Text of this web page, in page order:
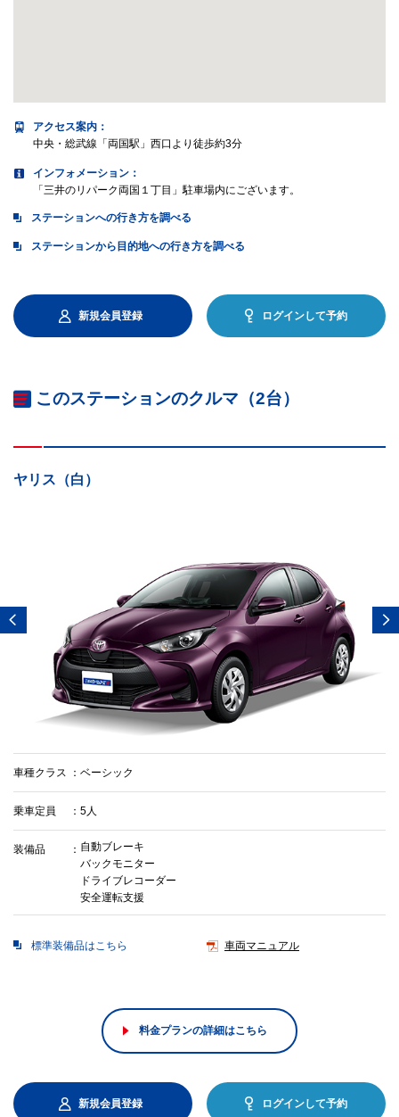
アクセス案内 ：
中央・総武線「両国駅」西口より徒歩約3分
インフォメーション：
「三井のリパーク両国１丁目」駐車場内にございます。
ステーションへの行き方を調べる
ステーションから目的地への行き方を調べる
新規会員登録 ログインして予約
このステーションのクルマ（2台）
ヤリス（白）
車種クラス ベーシック
乗車定員 5人
装備品
自動ブレーキ
バックモニター
ドライブレコーダー
安全運転支援
標準装備品はこちら 車両マニュアル
料金プランの詳細はこちら
新規会員登録 ログインして予約